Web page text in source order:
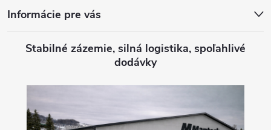
Informácie pre vás
Stabilné zázemie, silná logistika, spoľahlivé
dodávky